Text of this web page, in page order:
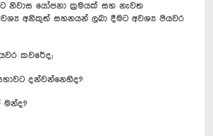
නිවාස යෝජනා ක්‍රමයක් සහ නැවත
අනිකුත් සහනයන් ලබා දීමට අවශ්‍ය පියවර
කවරේද;
දන්වන්නෙහිද?
මන්ද?